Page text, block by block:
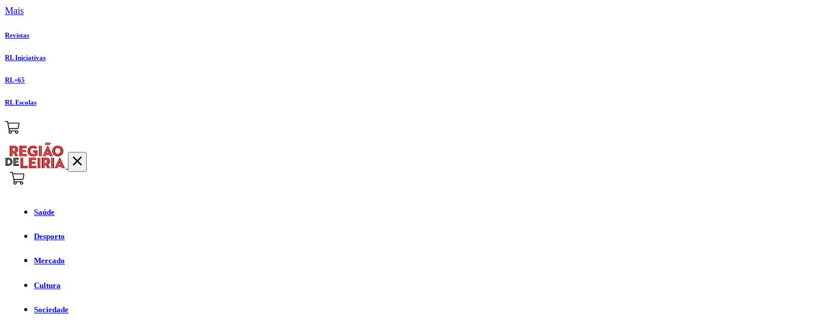
Mais
Revistas
RL Iniciativas
RL+65
RL Escolas
Saúde
Desporto
Mercado
Cultura
Sociedade